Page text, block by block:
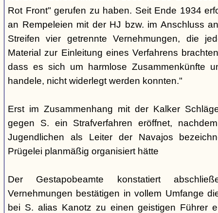
Rot Front" gerufen zu haben. Seit Ende 1934
an Rempeleien mit der HJ bzw. im Anschluss
Streifen vier getrennte Vernehmungen, die
Material zur Einleitung eines Verfahrens
dass es sich um harmlose Zusammenkünfte
handele, nicht widerlegt werden konnten."
Erst im Zusammenhang mit der Kalker
gegen S. ein Strafverfahren eröffnet,
Jugendlichen als Leiter der Navajos
Prügelei planmäßig organisiert hätte
Der Gestapobeamte konstatiert
Vernehmungen bestätigen in vollem Umfange
bei S. alias Kanotz zu einen geistigen Führer